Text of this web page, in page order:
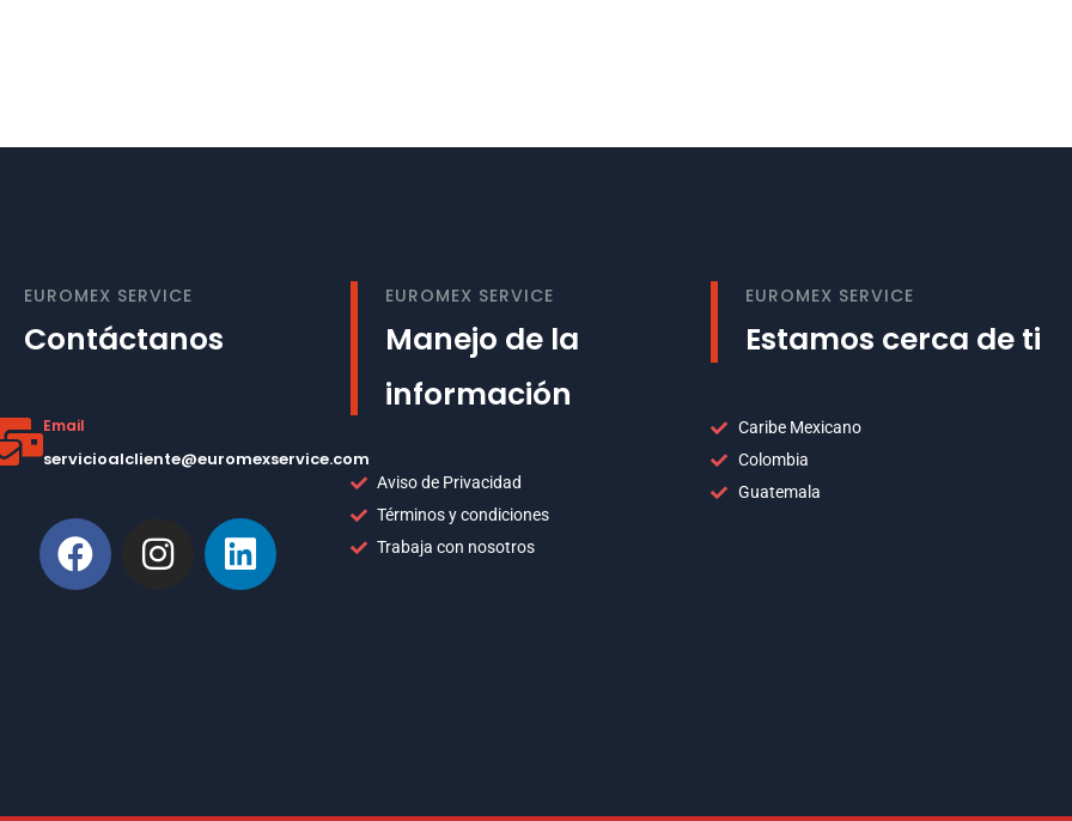
EUROMEX SERVICE
Contáctanos
Email
servicioalcliente@euromexservice.com
EUROMEX SERVICE
Manejo de la
información
Aviso de Privacidad
Términos y condiciones
Trabaja con nosotros
EUROMEX SERVICE
Estamos cerca de ti
Caribe Mexicano
Colombia
Guatemala